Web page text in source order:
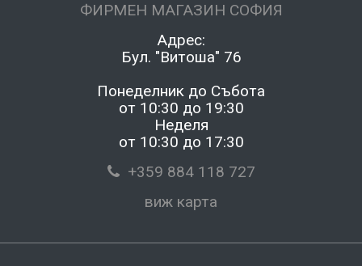
ФИРМЕН МАГАЗИН СОФИЯ
Адрес:
Бул. "Витоша" 76
Понеделник до Събота
от 10:30 до 19:30
Неделя
от 10:30 до 17:30
+359 884 118 727
виж карта